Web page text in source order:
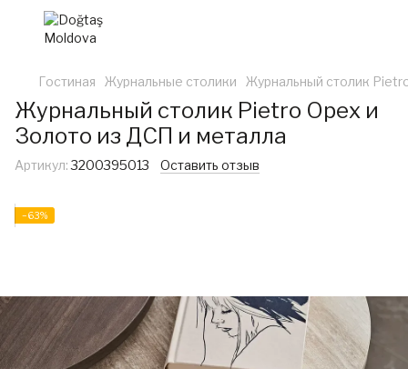
Гостиная Журнальные столики Журнальный столик
Журнальный столик Pietro Орех и
Золото из ДСП и металла
Артикул:3200395013 Оставить отзыв
−63%